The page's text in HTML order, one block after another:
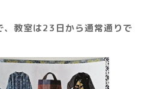
、教室は23日から通常通りで